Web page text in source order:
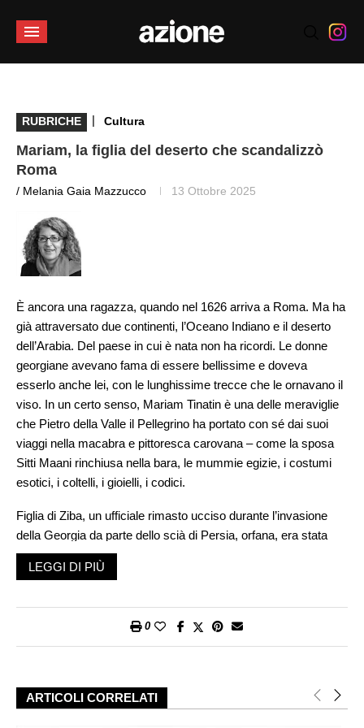
RUBRICHE | Cultura
Mariam, la figlia del deserto che scandalizzò
Roma
/ Melania Gaia Mazzucco 13 Ottobre 2025
È ancora una ragazza, quando nel 1626 arriva a Roma. Ma ha
già attraversato due continenti, l’Oceano Indiano e il deserto
dell’Arabia. Del paese in cui è nata non ha ricordi. Le donne
georgiane avevano fama di essere bellissime e doveva
esserlo anche lei, con le lunghissime trecce che le ornavano il
viso. In un certo senso, Mariam Tinatin è una delle meraviglie
che Pietro della Valle il Pellegrino ha portato con sé dai suoi
viaggi nella macabra e pittoresca carovana – come la sposa
Sitti Maani rinchiusa nella bara, le mummie egizie, i costumi
esotici, i coltelli, i gioielli, i codici.
Figlia di Ziba, un ufficiale rimasto ucciso durante l’invasione
della Georgia da parte dello scià di Persia, orfana, era stata
portata prigioniera a Isfahan. Sitti Maani la trovò nel convento
dei carmelitani e la prese con sé. Aveva dodici anni. Alcuni la
Lei e Pietro la educarono come una figlia. A Isfahan visse con
figli e la sorellina di sei anni Ghinul, che li avevano raggiunti.
Mariam seguì la coppia in tutte le loro peripezie. Sul Caspio, a
LEGGI DI PIÙ
0
ARTICOLI CORRELATI